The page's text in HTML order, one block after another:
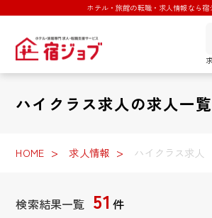
ホテル・旅館の転職・求人情報なら宿
ハイクラス求人の求人一覧
HOME 求人情報 ハイクラス求人
検索結果一覧 51 件